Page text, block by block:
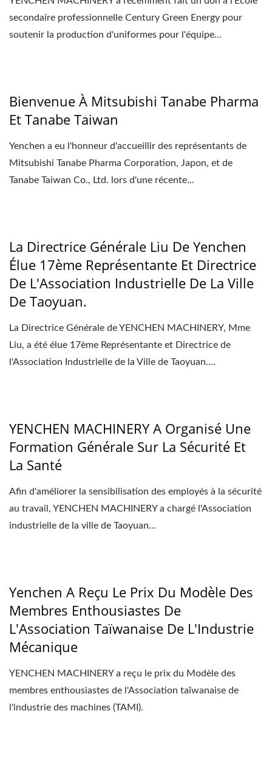
secondaire professionnelle Century Green Energy pour
soutenir la production d'uniformes pour l'équipe...
Bienvenue À Mitsubishi Tanabe Pharma
Et Tanabe Taiwan
Yenchen a eu l'honneur d'accueillir des représentants de
Mitsubishi Tanabe Pharma Corporation, Japon, et de
Tanabe Taiwan Co., Ltd. lors d'une récente...
La Directrice Générale Liu De Yenchen
Élue 17ème Représentante Et Directrice
De L'Association Industrielle De La Ville
De Taoyuan.
La Directrice Générale de YENCHEN MACHINERY, Mme
Liu, a été élue 17ème Représentante et Directrice de
l'Association Industrielle de la Ville de Taoyuan....
YENCHEN MACHINERY A Organisé Une
Formation Générale Sur La Sécurité Et
La Santé
Afin d'améliorer la sensibilisation des employés à la sécurité
au travail, YENCHEN MACHINERY a chargé l'Association
industrielle de la ville de Taoyuan...
Yenchen A Reçu Le Prix Du Modèle Des
Membres Enthousiastes De
L'Association Taïwanaise De L'Industrie
Mécanique
YENCHEN MACHINERY a reçu le prix du Modèle des
membres enthousiastes de l'Association taïwanaise de
l'industrie des machines (TAMI).